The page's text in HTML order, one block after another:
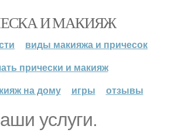
И МАКИЯЖ
виды макияжа и причесок
прически и макияж
на дому
игры отзывы
услуги.